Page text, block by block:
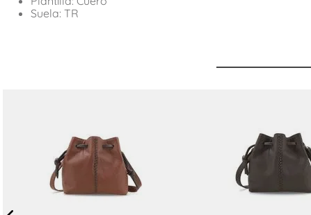
Suela: TR